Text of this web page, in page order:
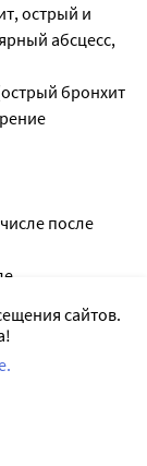
острый и
абсцесс,
бронхит
после
сайтов.